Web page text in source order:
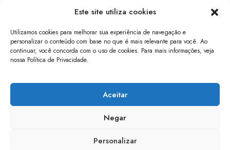
Este site utiliza cookies
Utilizamos cookies para melhorar sua experiência de navegação e
personalizar o conteúdo com base no que é mais relevante para você. Ao
continuar, você concorda com o uso de cookies. Para mais informações, veja
nossa Política de Privacidade.
Aceitar
Negar
Personalizar
27/05/2026
Leia mais
papo de software
mantido por entusiastas de tecnologia